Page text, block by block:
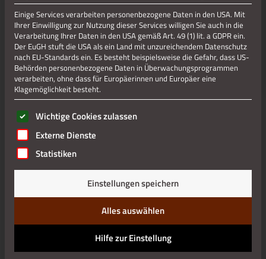
Jetzt teilen
Einige Services verarbeiten personenbezogene Daten in den USA. Mit
Ihrer Einwilligung zur Nutzung dieser Services willigen Sie auch in die
Verarbeitung Ihrer Daten in den USA gemäß Art. 49 (1) lit. a GDPR ein.
Der EuGH stuft die USA als ein Land mit unzureichendem Datenschutz
nach EU-Standards ein. Es besteht beispielsweise die Gefahr, dass US-
Behörden personenbezogene Daten in Überwachungsprogrammen
verarbeiten, ohne dass für Europäerinnen und Europäer eine
Klagemöglichkeit besteht.
Es folgt eine Liste der Service-Gruppen, für die eine
Wichtige Cookies zulassen
Externe Dienste
Statistiken
Einstellungen speichern
Alles auswählen
Hilfe zur Einstellung